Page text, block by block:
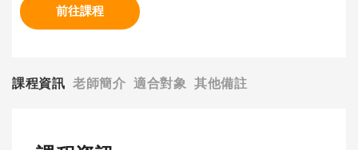
前往課程
課程資訊 老師簡介 適合對象 其他備註